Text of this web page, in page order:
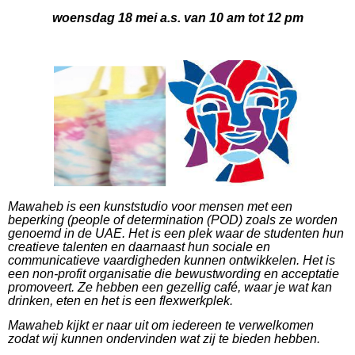
woensdag 18 mei a.s. van 10 am tot 12 pm
Mawaheb is een kunststudio voor mensen met een
beperking (people of determination (POD) zoals ze worden
genoemd in de UAE. Het is een plek waar de studenten hun
creatieve talenten en daarnaast hun sociale en
communicatieve vaardigheden kunnen ontwikkelen. Het is
een non-profit organisatie die bewustwording en acceptatie
promoveert. Ze hebben een gezellig café, waar je wat kan
drinken, eten en het is een flexwerkplek.
Mawaheb kijkt er naar uit om iedereen te verwelkomen
zodat wij kunnen ondervinden wat zij te bieden hebben.